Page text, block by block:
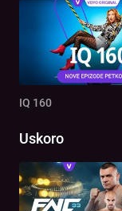
IQ 160
Uskoro